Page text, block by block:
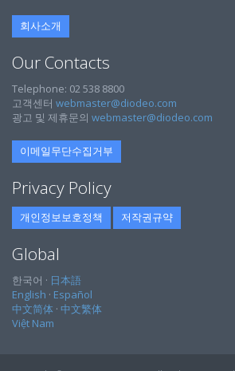
회사소개
Our Contacts
Telephone: 02 538 8800
고객센터 webmaster@diodeo.com
광고 및 제휴문의 webmaster@diodeo.com
이메일무단수집거부
Privacy Policy
개인정보보호정책 저작권규약
Global
한국어 · 日本語
English · Español
中文简体 · 中文繁体
Việt Nam